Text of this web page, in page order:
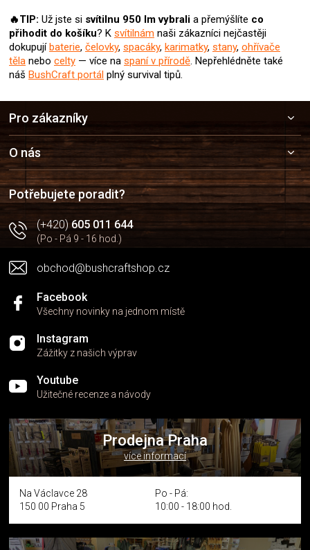
🔥TIP: Už jste si svítilnu 950 lmvybrali a přemýšlíte co
přihodit do košíku? K svítilnám naši zákazníci nejčastěji
dokupujíbaterie, čelovky, spacáky, karimatky, stany, ohřívače
těla nebo celty — více na spaní v přírodě. Nepřehlédněte také
náš BushCraft portál plný survival tipů.
a
t
í
Pro zákazníky
O nás
Potřebujete poradit?
(+420)605 011 644
(Po - Pá 9 - 16 hod.)
obchod@bushcraftshop.cz
Facebook
Všechny novinky na jednom místě
Instagram
Zážitky z našich výprav
Youtube
Užitečné recenze a návody
Prodejna Praha
více informací
Na Václavce 28
150 00 Praha 5
Po - Pá:
10:00 - 18:00 hod.